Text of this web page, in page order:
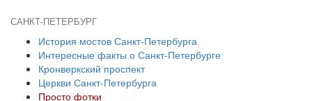
САНКТ-ПЕТЕРБУРГ
История мостов Санкт-Петербурга
Интересные факты о Санкт-Петербурге
Кронверкский проспект
Церкви Санкт-Петербурга
Просто фотки